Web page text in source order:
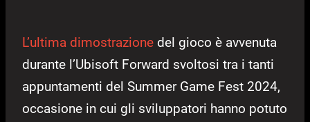
L’ultima dimostrazione del gioco è avvenuta
durante l’Ubisoft Forward svoltosi tra i tanti
appuntamenti del Summer Game Fest 2024,
occasione in cui gli sviluppatori hanno potuto